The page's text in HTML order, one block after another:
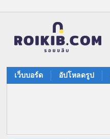
เว็บบอร์ด อัปโหลดรูป